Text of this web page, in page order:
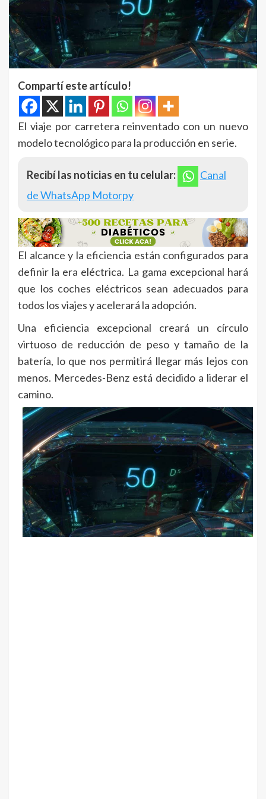
Compartí este artículo!
El viaje por carretera reinventado con un nuevo
modelo tecnológico para la producción en serie.
Recibí las noticias en tu celular:
Canal
de WhatsApp Motorpy
El alcance y la eficiencia están configurados para
definir la era eléctrica. La gama excepcional hará
que los coches eléctricos sean adecuados para
todos los viajes y acelerará la adopción.
Una eficiencia excepcional creará un círculo
virtuoso de reducción de peso y tamaño de la
batería, lo que nos permitirá llegar más lejos con
menos. Mercedes-Benz está decidido a liderar el
camino.